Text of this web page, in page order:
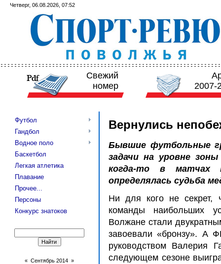
Четверг, 06.08.2026, 07:52
Свежий
номер
2007-
Футбол
Гандбол
Водное поло
Баскетбол
Легкая атлетика
Плавание
Прочее...
Персоны
Конкурс знатоков
« Сентябрь 2014 »
Вернулись
Бывшие футбольные
задачи на уровне
когда-то в матчах
определялась судьба
Ни для кого не секрет,
команды наибольших
Волжане стали
завоевали «бронзу». А
руководством Валерия
следующем сезоне